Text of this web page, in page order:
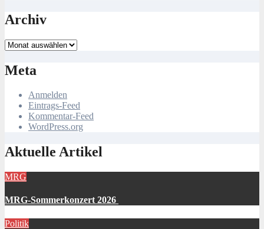
Archiv
Archiv
Meta
Anmelden
Eintrags-Feed
Kommentar-Feed
WordPress.org
Aktuelle Artikel
MRG
MRG-Sommerkonzert 2026
Politik